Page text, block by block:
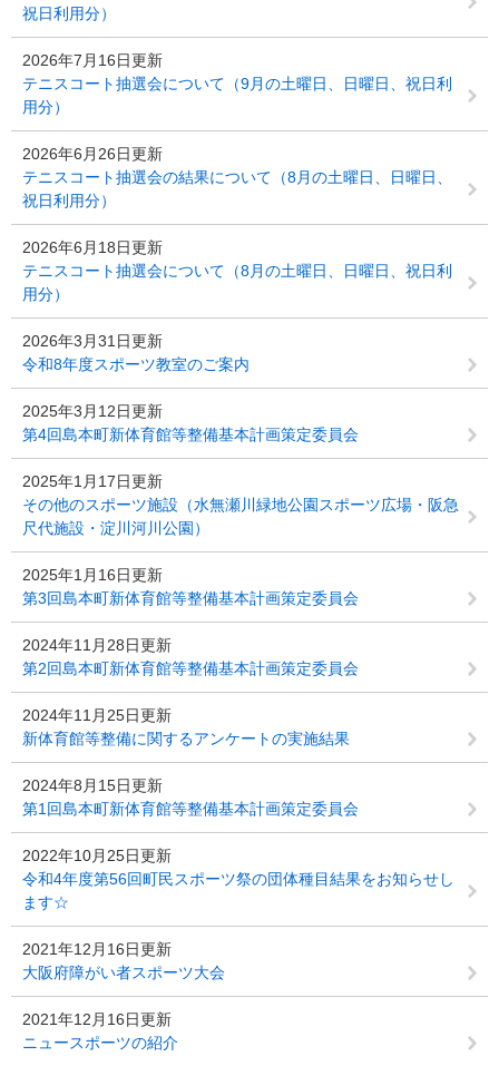
祝日利用分）
2026年7月16日更新
テニスコート抽選会について（9月の土曜日、日曜日、祝日利
用分）
2026年6月26日更新
テニスコート抽選会の結果について（8月の土曜日、日曜日、
祝日利用分）
2026年6月18日更新
テニスコート抽選会について（8月の土曜日、日曜日、祝日利
用分）
2026年3月31日更新
令和8年度スポーツ教室のご案内
2025年3月12日更新
第4回島本町新体育館等整備基本計画策定委員会
2025年1月17日更新
その他のスポーツ施設（水無瀬川緑地公園スポーツ広場・阪急
尺代施設・淀川河川公園）
2025年1月16日更新
第3回島本町新体育館等整備基本計画策定委員会
2024年11月28日更新
第2回島本町新体育館等整備基本計画策定委員会
2024年11月25日更新
新体育館等整備に関するアンケートの実施結果
2024年8月15日更新
第1回島本町新体育館等整備基本計画策定委員会
2022年10月25日更新
令和4年度第56回町民スポーツ祭の団体種目結果をお知らせし
ます☆
2021年12月16日更新
大阪府障がい者スポーツ大会
2021年12月16日更新
ニュースポーツの紹介